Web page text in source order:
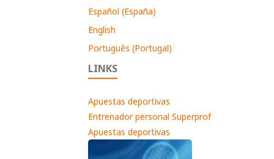
Español (España)
English
Português (Portugal)
LINKS
Apuestas deportivas
Entrenador personal Superprof
Apuestas deportivas